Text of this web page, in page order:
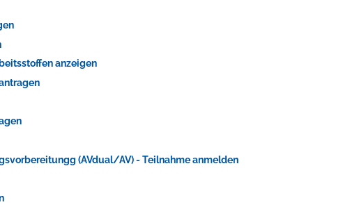
anzeigen
(AVdual/AV) - Teilnahme anmelden